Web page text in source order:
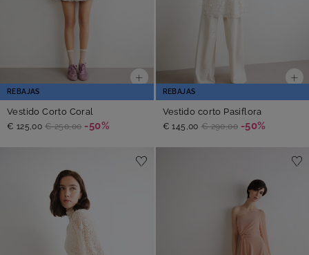
REBAJAS
Vestido Corto Coral
€ 125,00 € 250,00 -50%
REBAJAS
Vestido corto Pasiflora
€ 145,00 € 290,00 -50%